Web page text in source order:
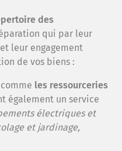
des
qui par leur
leur engagement
de vos biens :
les ressourceries
également un service
électriques et
et jardinage,